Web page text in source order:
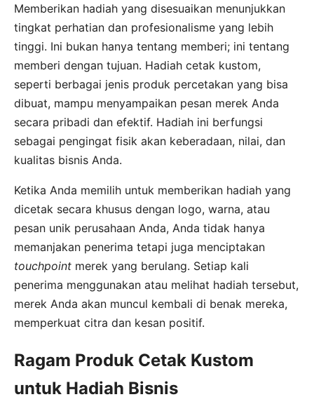
Memberikan hadiah yang disesuaikan menunjukkan
tingkat perhatian dan profesionalisme yang lebih
tinggi. Ini bukan hanya tentang memberi; ini tentang
memberi dengan tujuan. Hadiah cetak kustom,
seperti berbagai jenis produk percetakan yang bisa
dibuat, mampu menyampaikan pesan merek Anda
secara pribadi dan efektif. Hadiah ini berfungsi
sebagai pengingat fisik akan keberadaan, nilai, dan
kualitas bisnis Anda.
Ketika Anda memilih untuk memberikan hadiah yang
dicetak secara khusus dengan logo, warna, atau
pesan unik perusahaan Anda, Anda tidak hanya
memanjakan penerima tetapi juga menciptakan
touchpoint merek yang berulang. Setiap kali
penerima menggunakan atau melihat hadiah tersebut,
merek Anda akan muncul kembali di benak mereka,
memperkuat citra dan kesan positif.
Ragam Produk Cetak Kustom
untuk Hadiah Bisnis